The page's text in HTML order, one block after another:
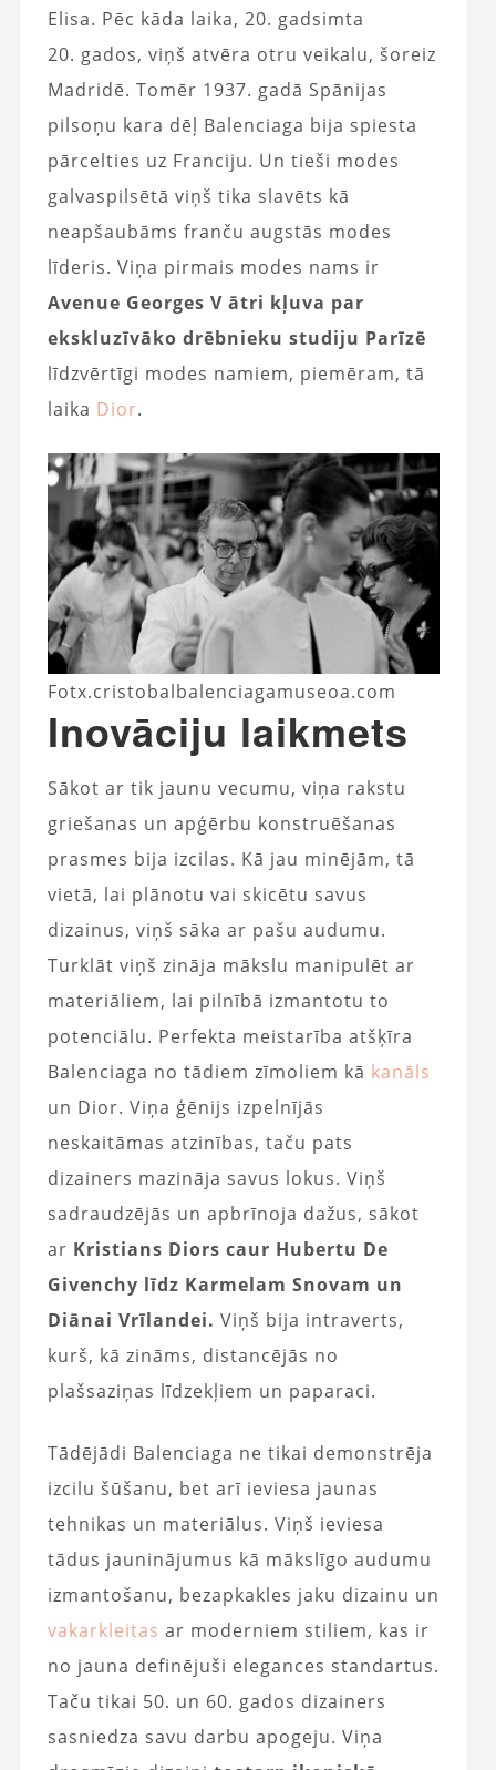
Elisa. Pēc kāda laika, 20. gadsimta
20. gados, viņš atvēra otru veikalu, šoreiz
Madridē. Tomēr 1937. gadā Spānijas
pilsoņu kara dēļ Balenciaga bija spiesta
pārcelties uz Franciju. Un tieši modes
galvaspilsētā viņš tika slavēts kā
neapšaubāms franču augstās modes
līderis. Viņa pirmais modes nams ir
Avenue Georges V ātri kļuva par
ekskluzīvāko drēbnieku studiju Parīzē
līdzvērtīgi modes namiem, piemēram, tā
laika Dior.
Fotx.cristobalbalenciagamuseoa.com
Inovāciju laikmets
Sākot ar tik jaunu vecumu, viņa rakstu
griešanas un apģērbu konstruēšanas
prasmes bija izcilas. Kā jau minējām, tā
vietā, lai plānotu vai skicētu savus
dizainus, viņš sāka ar pašu audumu.
Turklāt viņš zināja mākslu manipulēt ar
materiāliem, lai pilnībā izmantotu to
potenciālu. Perfekta meistarība atšķīra
Balenciaga no tādiem zīmoliem kā kanāls
un Dior. Viņa ģēnijs izpelnījās
neskaitāmas atzinības, taču pats
dizainers mazināja savus lokus. Viņš
sadraudzējās un apbrīnoja dažus, sākot
ar Kristians Diors caur Hubertu De
Givenchy līdz Karmelam Snovam un
Diānai Vrīlandei. Viņš bija intraverts,
kurš, kā zināms, distancējās no
plašsaziņas līdzekļiem un paparaci.
Tādējādi Balenciaga ne tikai demonstrēja
izcilu šūšanu, bet arī ieviesa jaunas
tehnikas un materiālus. Viņš ieviesa
tādus jauninājumus kā mākslīgo audumu
izmantošanu, bezapkakles jaku dizainu un
vakarkleitas ar moderniem stiliem, kas ir
no jauna definējuši elegances standartus.
Taču tikai 50. un 60. gados dizainers
sasniedza savu darbu apogeju. Viņa